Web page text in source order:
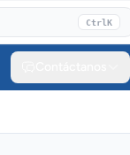
Ctrl K